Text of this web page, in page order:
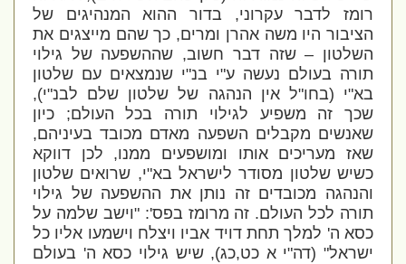
רומז לדבר עקרוני, בדור ההוא המנהיגים של
הציבור היו משה אהרן ומרים, כך שהם מייצגים את
השלטון – שזה דבר חשוב, שההשפעה של גילוי
תורה בעולם נעשה ע"י בנ"י שנמצאים עם שלטון
בא"י (בחו"ל אין הנהגה של שלטון שלם לבנ"י),
שכך זה משפיע לגילוי תורה בכל העולם; כיון
שאנשים מקבלים השפעה מאדם מכובד בעיניהם,
שאז מעריכים אותו ומושפעים ממנו, לכן דווקא
כשיש שלטון מסודר לישראל בא"י, שרואים שלטון
והנהגה מכובדים זה נותן את ההשפעה של גילוי
תורה לכל העולם. זה מרומז בפס': "וישב שלמה על
כסא ה' למלך תחת דויד אביו ויצלח וישמעו אליו כל
ישראל" (דה"י א כט,כג), שיש גילוי כסא ה' בעולם